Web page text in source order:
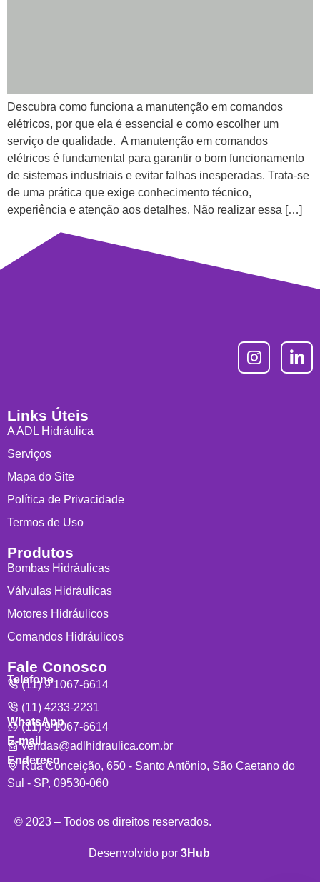
Descubra como funciona a manutenção em comandos
elétricos, por que ela é essencial e como escolher um
serviço de qualidade. A manutenção em comandos
elétricos é fundamental para garantir o bom funcionamento
de sistemas industriais e evitar falhas inesperadas. Trata-se
de uma prática que exige conhecimento técnico,
experiência e atenção aos detalhes. Não realizar essa […]
Links Úteis
A ADL Hidráulica
Serviços
Mapa do Site
Política de Privacidade
Termos de Uso
Produtos
Bombas Hidráulicas
Válvulas Hidráulicas
Motores Hidráulicos
Comandos Hidráulicos
Fale Conosco
Telefone
(11) 9 1067-6614
(11) 4233-2231
WhatsApp
(11) 9 1067-6614
E-mail
vendas@adlhidraulica.com.br
Endereço
Rua Conceição, 650 - Santo Antônio, São Caetano do
Sul - SP, 09530-060
© 2023 – Todos os direitos reservados.
Desenvolvido por 3Hub